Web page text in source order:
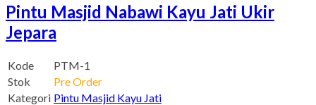
Pintu Masjid Nabawi Kayu Jati Ukir
Jepara
Kode
PTM-1
Stok
Pre Order
Kategori Pintu Masjid Kayu Jati